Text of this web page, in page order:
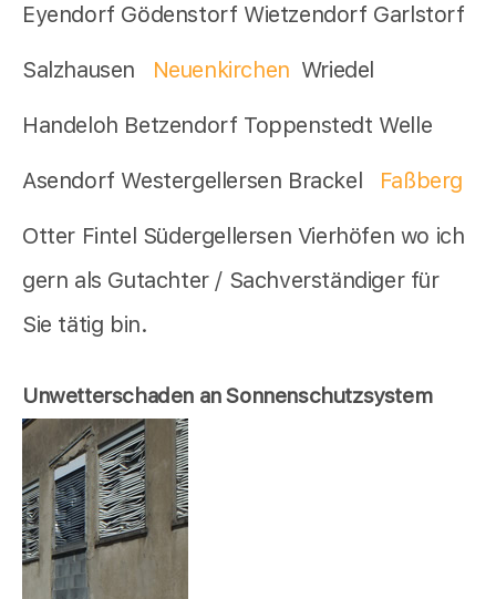
Eyendorf Gödenstorf Wietzendorf Garlstorf
Salzhausen Neuenkirchen Wriedel
Handeloh Betzendorf Toppenstedt Welle
Asendorf Westergellersen Brackel Faßberg
Otter Fintel Südergellersen Vierhöfen wo ich
gern als Gutachter / Sachverständiger für
Sie tätig bin.
Unwetterschaden an Sonnenschutzsystem